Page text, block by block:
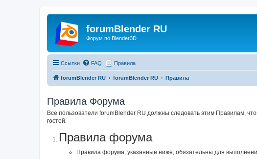
forumBlender RU
Форум по Blender3D
Ссылки FAQ Правила
forumBlender RU forumBlender RU Правила
Правила Форума
Все пользователи forumBlender RU должны следовать этим Правилам,
гостей.
Правила форума
Правила форума, указанные ниже, обязательны для